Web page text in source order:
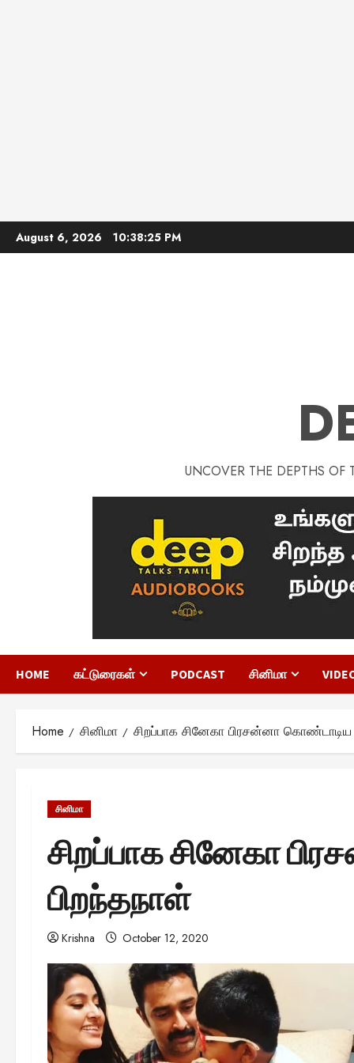
Skip
to
August 6, 2026 10:38:27 PM
UNCOVER THE DEPTHS OF
HOME கட்டுரைகள் PODCAST சினிமா
Home சினிமா சிறப்பாக சினேகா பிரசன்னா கொண்டாடிய
சினிமா
சிறப்பாக சினேகா
பிறந்தநாள்
Krishna October 12, 2020